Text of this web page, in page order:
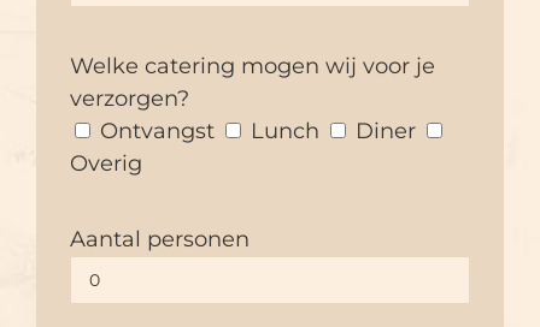
Welke catering mogen wij voor je
verzorgen?
Ontvangst
Lunch
Diner
Overig
Aantal personen